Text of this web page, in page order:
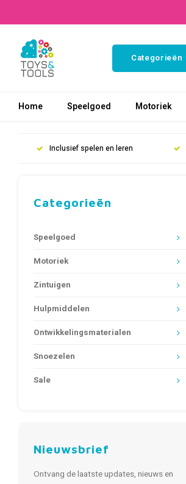
Categorieën
Home Speelgoed Motoriek
Inclusief spelen en leren
Categorieën
Speelgoed
Motoriek
Zintuigen
Hulpmiddelen
Ontwikkelingsmaterialen
Snoezelen
Sale
Nieuwsbrief
Ontvang de laatste updates, nieuws en